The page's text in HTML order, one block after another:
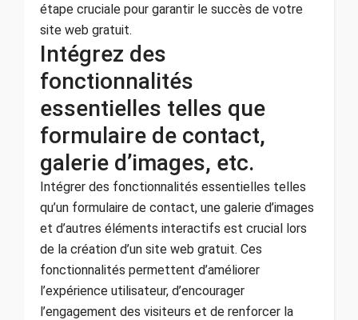
étape cruciale pour garantir le succès de votre
site web gratuit.
Intégrez des
fonctionnalités
essentielles telles que
formulaire de contact,
galerie d’images, etc.
Intégrer des fonctionnalités essentielles telles
qu’un formulaire de contact, une galerie d’images
et d’autres éléments interactifs est crucial lors
de la création d’un site web gratuit. Ces
fonctionnalités permettent d’améliorer
l’expérience utilisateur, d’encourager
l’engagement des visiteurs et de renforcer la